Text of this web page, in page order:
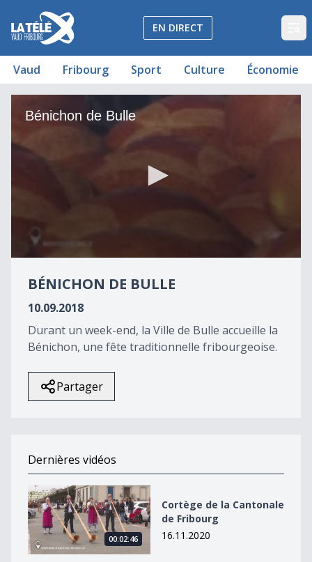
La Télé - Télévision régionale Vaud et Fribourg
EN DIRECT
Vaud Fribourg Sport Culture Économie
Bénichon de Bulle
seconds
minutes,
BÉNICHON DE BULLE
10.09.2018
Durant un week-end, la Ville de Bulle accueille la
Bénichon, une fête traditionnelle fribourgeoise.
Partager
Dernières vidéos
Cortège de la Cantonale de Fribourg
00:02:46
Cortège de la Cantonale
de Fribourg
16.11.2020